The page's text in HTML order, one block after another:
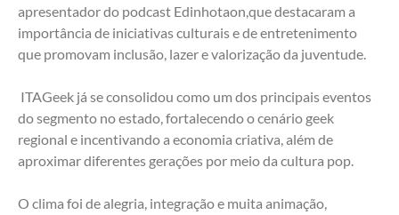
apresentador do podcast Edinhotaon,que destacaram a
importância de iniciativas culturais e de entretenimento
que promovam inclusão, lazer e valorização da juventude.
do segmento no estado, fortalecendo o cenário geek
regional e incentivando a economia criativa, além de
aproximar diferentes gerações por meio da cultura pop.
O clima foi de alegria, integração e muita animação,